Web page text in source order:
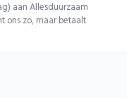
aan Allesduurzaam
ons zo, maar betaalt